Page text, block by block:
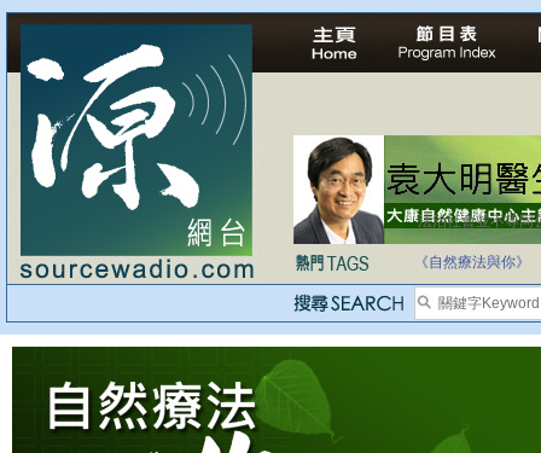
法治社會並不等同
《自然療法與你》